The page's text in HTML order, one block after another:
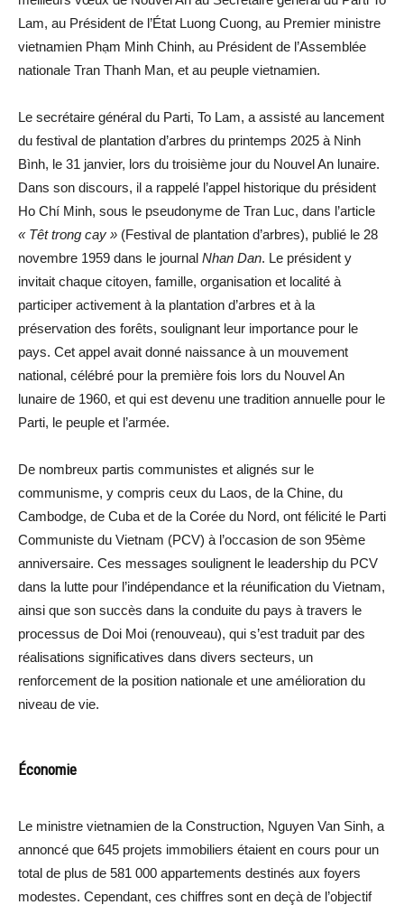
Lam, au Président de l’État Luong Cuong, au Premier ministre
vietnamien Phạm Minh Chinh, au Président de l’Assemblée
nationale Tran Thanh Man, et au peuple vietnamien.
Le secrétaire général du Parti, To Lam, a assisté au lancement
du festival de plantation d’arbres du printemps 2025 à Ninh
Bình, le 31 janvier, lors du troisième jour du Nouvel An lunaire.
Dans son discours, il a rappelé l’appel historique du président
Ho Chí Minh, sous le pseudonyme de Tran Luc, dans l’article
« Têt trong cay » (Festival de plantation d’arbres), publié le 28
novembre 1959 dans le journal Nhan Dan. Le président y
invitait chaque citoyen, famille, organisation et localité à
participer activement à la plantation d’arbres et à la
préservation des forêts, soulignant leur importance pour le
pays. Cet appel avait donné naissance à un mouvement
national, célébré pour la première fois lors du Nouvel An
lunaire de 1960, et qui est devenu une tradition annuelle pour le
Parti, le peuple et l’armée.
De nombreux partis communistes et alignés sur le
communisme, y compris ceux du Laos, de la Chine, du
Cambodge, de Cuba et de la Corée du Nord, ont félicité le Parti
Communiste du Vietnam (PCV) à l’occasion de son 95ème
anniversaire. Ces messages soulignent le leadership du PCV
dans la lutte pour l’indépendance et la réunification du Vietnam,
ainsi que son succès dans la conduite du pays à travers le
processus de Doi Moi (renouveau), qui s’est traduit par des
réalisations significatives dans divers secteurs, un
renforcement de la position nationale et une amélioration du
niveau de vie.
Économie
Le ministre vietnamien de la Construction, Nguyen Van Sinh, a
annoncé que 645 projets immobiliers étaient en cours pour un
total de plus de 581 000 appartements destinés aux foyers
modestes. Cependant, ces chiffres sont en deçà de l’objectif